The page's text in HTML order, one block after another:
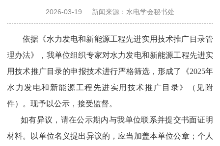
咨
询
奖
2026-03-19 新闻来源：水电学会秘书处
依据《水力发电和新能源工程先进实用技术推广目录管
理办法》，我单位组织专家对水力发电和新能源工程先进实
用技术推广目录的申报技术进行严格筛选，形成了《2025年
水力发电和新能源工程先进实用技术推广目录》（见附
件）。现予以公示，接受监督。
如有异议，请在公示期内与我单位联系并提交书面证明
材料。以单位名义提出异议的，应当加盖本单位公章；个人